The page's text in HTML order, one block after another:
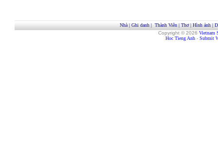
Nhà| Ghi danh| Thành Viên| Thơ| Hình ảnh|
Copyright © 2026 Vietnam
Hoc Tieng Anh - Submit